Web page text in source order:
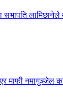
सभापति
माफी